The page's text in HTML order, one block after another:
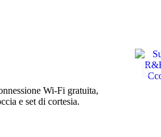
Wi-Fi gratuita,
e set di cortesia.